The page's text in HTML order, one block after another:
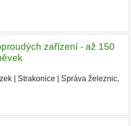
zařízení - až 150
Strakonice
Správa železnic,